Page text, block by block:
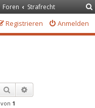
Foren Strafrecht
Anmelden
Registrieren
Suche
von 1